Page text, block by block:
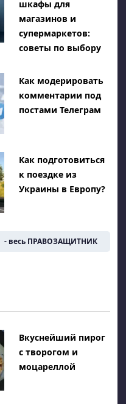
шкафы для
магазинов и
супермаркетов:
советы по выбору
Как модерировать
комментарии под
постами Телеграм
Как подготовиться
к поездке из
Украины в Европу?
- весь ПРАВОЗАЩИТНИК
Вкуснейший пирог
с творогом и
моцареллой